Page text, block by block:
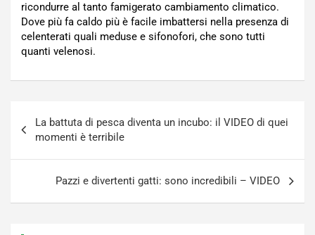
ricondurre al tanto famigerato cambiamento climatico.
Dove più fa caldo più è facile imbattersi nella presenza di
celenterati quali meduse e sifonofori, che sono tutti
quanti velenosi.
articoli
La battuta di pesca diventa un incubo: il VIDEO di quei
momenti è terribile
Pazzi e divertenti gatti: sono incredibili – VIDEO